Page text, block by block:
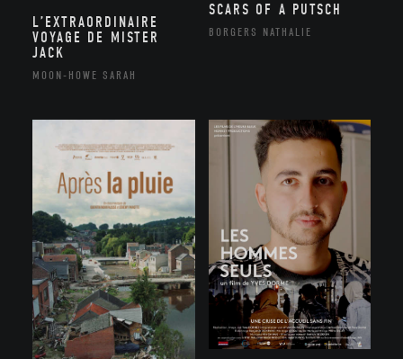
L’EXTRAORDINAIRE
VOYAGE DE MISTER
JACK
MOON-HOWE SARAH
SCARS OF A PUTSCH
BORGERS NATHALIE